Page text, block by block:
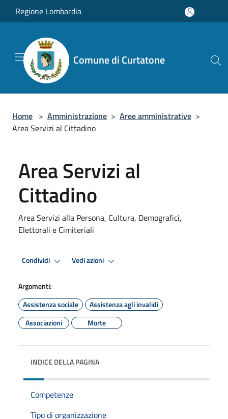
Salta al contenuto principale
Regione Lombardia
Comune di Curtatone
Home > Amministrazione > Aree amministrative >
Area Servizi al Cittadino
Area Servizi al
Cittadino
Area Servizi alla Persona, Cultura, Demografici,
Elettorali e Cimiteriali
Condividi Vedi azioni
Argomenti:
Assistenza sociale
Assistenza agli invalidi
Associazioni
Morte
INDICE DELLA PAGINA
Competenze
Tipo di organizzazione